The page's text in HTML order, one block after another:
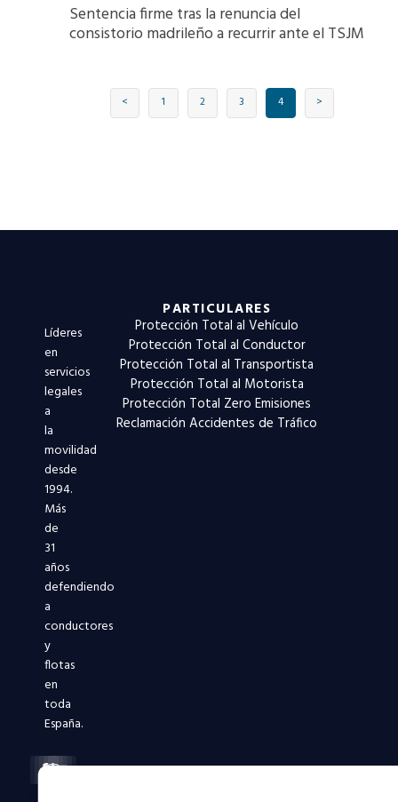
Sentencia firme tras la renuncia del
consistorio madrileño a recurrir ante el TSJM
< 1 2 3 4 >
Líderes
en
servicios
legales
a
la
movilidad
desde
1994.
Más
de
31
años
defendiendo
a
conductores
y
flotas
en
toda
España.
Facebook-
X-
Instagram
Linkedin-
Youtube
PARTICULARES
Protección Total al Vehículo
Protección Total al Conductor
Protección Total al Transportista
Protección Total al Motorista
Protección Total Zero Emisiones
Reclamación Accidentes de Tráfico